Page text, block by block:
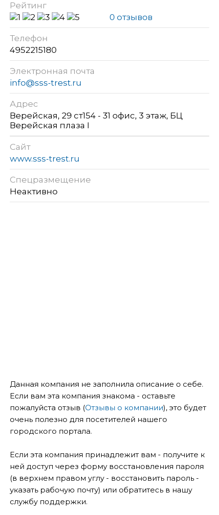
Рейтинг
0 отзывов
Телефон
4952215180
Электронная почта
info@sss-trest.ru
Адрес
Верейская, 29 ст154 - 31 офис, 3 этаж, БЦ
Верейская плаза I
Сайт
www.sss-trest.ru
Спецразмещение
Неактивно
Данная компания не заполнила описание о себе.
Если вам эта компания знакома - оставьте
пожалуйста отзыв (Отзывы о компании), это будет
очень полезно для посетителей нашего
городского портала.
Если эта компания принадлежит вам - получите к
ней доступ через форму восстановления пароля
(в верхнем правом углу - восстановить пароль -
указать рабочую почту) или обратитесь в нашу
службу поддержки.